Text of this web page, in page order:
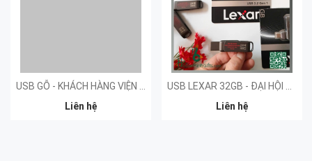
Liên hệ
Liên hệ